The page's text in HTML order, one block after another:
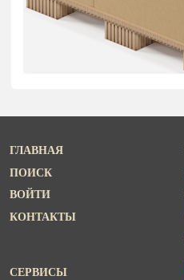
ГЛАВНАЯ
ПОИСК
ВОЙТИ
КОНТАКТЫ
СЕРВИСЫ